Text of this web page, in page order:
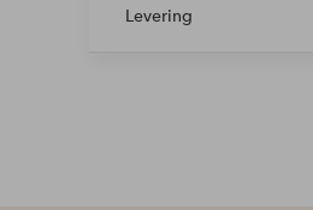
Levering